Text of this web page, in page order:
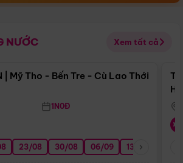
NƯỚC Xem tất cả
Điểm nổi bật
| Mỹ Tho - Bến Tre - Cù Lao Thới
1N0Đ
23/08 30/08 06/09 13/09